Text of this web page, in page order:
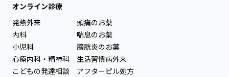
オンライン診療
発熱外来
内科
小児科
心療内科・精神科
こどもの発達相談
頭痛のお薬
喘息のお薬
膀胱炎のお薬
生活習慣病外来
アフターピル処方